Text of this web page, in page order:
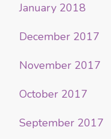
January 2018
December 2017
November 2017
October 2017
September 2017